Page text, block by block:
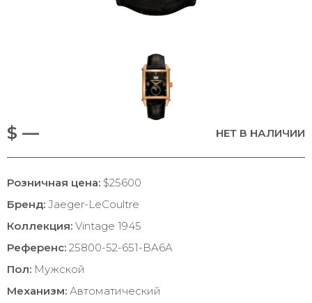
$ — НЕТ В НАЛИЧИИ
Розничная цена: $25600
Бренд: Jaeger-LeCoultre
Коллекция: Vintage 1945
Референс: 25800-52-651-BA6A
Пол: Мужской
Механизм: Автоматический